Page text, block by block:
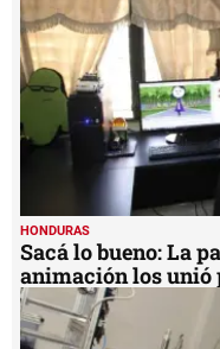
HONDURAS
Sacá lo bueno: La
animación los unió